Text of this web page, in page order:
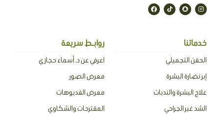
I
n
s
a
S
n
a
a
t
T
i
k
F
a
c
خدماتنا
الحقن التجميلي
إبر نضارة البشرة
علاج البشرة والندبات
الشد غير الجراحي
روابـط سريعة
اعرفي عن د. أسماء حجازي
معرض الصور
معرض الفديوهات
المقترحات والشكاوي